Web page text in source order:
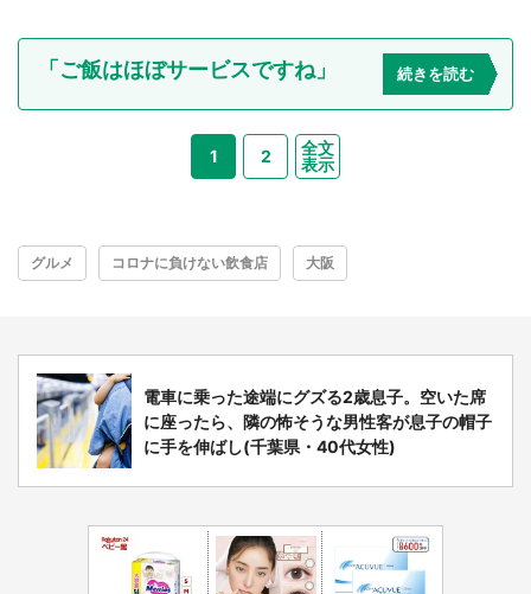
「ご飯はほぼサービスですね」 続きを読む
1 2
全文
表示
グルメ コロナに負けない飲食店 大阪
電車に乗った途端にグズる2歳息子。空いた席
に座ったら、隣の怖そうな男性客が息子の帽子
に手を伸ばし(千葉県・40代女性)